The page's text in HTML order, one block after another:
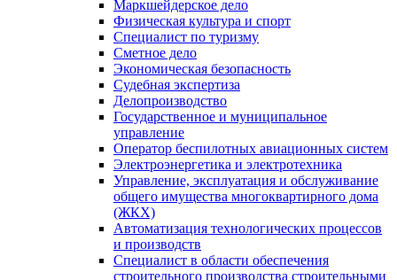
Маркшейдерское дело
Физическая культура и спорт
Специалист по туризму
Сметное дело
Экономическая безопасность
Судебная экспертиза
Делопроизводство
Государственное и муниципальное
управление
Оператор беспилотных авиационных систем
Электроэнергетика и электротехника
Управление, эксплуатация и обслуживание
общего имущества многоквартирного дома
(ЖКХ)
Автоматизация технологических процессов
и производств
Специалист в области обеспечения
строительного производства строительными